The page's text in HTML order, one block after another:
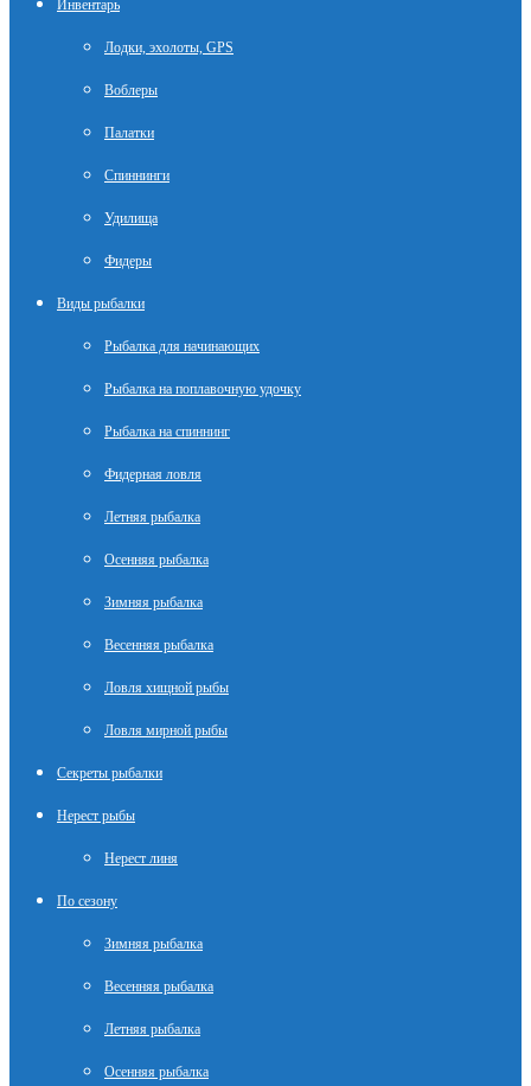
Инвентарь
Лодки, эхолоты, GPS
Воблеры
Палатки
Спиннинги
Удилища
Фидеры
Виды рыбалки
Рыбалка для начинающих
Рыбалка на поплавочную удочку
Рыбалка на спиннинг
Фидерная ловля
Летняя рыбалка
Осенняя рыбалка
Зимняя рыбалка
Весенняя рыбалка
Ловля хищной рыбы
Ловля мирной рыбы
Секреты рыбалки
Нерест рыбы
Нерест линя
По сезону
Зимняя рыбалка
Весенняя рыбалка
Летняя рыбалка
Осенняя рыбалка